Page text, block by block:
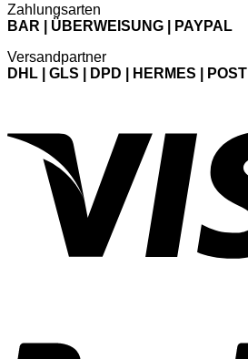
Zahlungsarten
BAR | ÜBERWEISUNG | PAYPAL
Versandpartner
DHL | GLS | DPD | HERMES | POST